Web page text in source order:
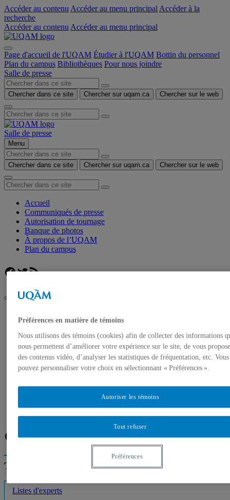
Accéder au contenu Accéder au menu principal Accéder à la
recherche
Accéder au contenu Accéder au menu principal
Page d'accueil de l'UQAM Étudier à l'UQAM Bottin du personnel
Plan du campus Bibliothèques Pour nous joindre
Salle de presse
Chercher dans ce site Chercher sur uqam.ca Chercher sur le web
Salle de presse
Menu
Chercher dans ce site Chercher sur uqam.ca Chercher sur le web
Accueil
Communiqués de presse
Autorisation de tournage
Banque de photos
À propos de l’UQAM
Plan du campus
Facebook
Twitter
Flux RSS
Salle de presse
Santé sexuelle des hommes : une équipe de recherche de
l’UQAM utilise la réalité virtuelle pour mieux comprendre le
trouble de l’érection
Accueil
Autorisation de tournage
Facebook
Twitter
Flux RSS
Trouver un expert
Listes d'experts
Préférences en matière de témoins
Nous utilisons des témoins (cookies) afin de collecter des informations
nous permettent d’améliorer votre expérience sur le site, de vous
des contenus vidéo, d’analyser les statistiques de fréquentation, etc. Vous
pouvez personnaliser votre choix en sélectionnant « Préférences ».
Tout refuser
Autoriser les témoins
Préférences